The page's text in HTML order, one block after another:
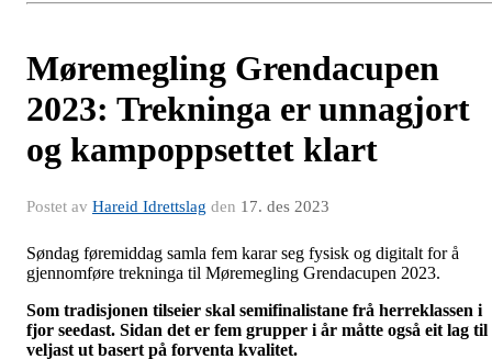
Møremegling Grendacupen
2023: Trekninga er unnagjort
og kampoppsettet klart
Postet av Hareid Idrettslag den 17. des 2023
Søndag føremiddag samla fem karar seg fysisk og digitalt for å
gjennomføre trekninga til Møremegling Grendacupen 2023.
Som tradisjonen tilseier skal semifinalistane frå herreklassen i
fjor seedast. Sidan det er fem grupper i år måtte også eit lag til
veljast ut basert på forventa kvalitet.